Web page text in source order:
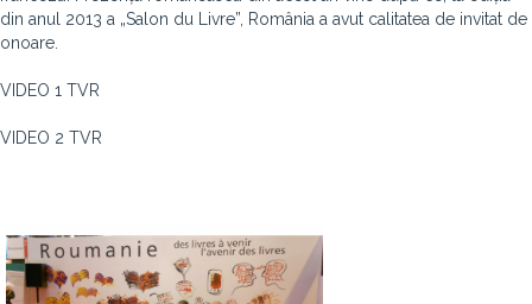
din anul 2013 a „Salon du Livre”, România a avut calitatea de invitat de
onoare.
VIDEO 1 TVR
VIDEO 2 TVR